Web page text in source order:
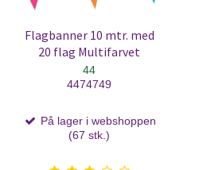
Flagbanner 10 mtr. med
20 flag Multifarvet
44
4474749
På lager i webshoppen
(67 stk.)